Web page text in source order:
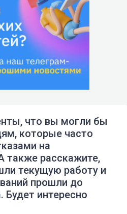
что вы могли бы
которые часто
на
также расскажите,
текущую работу и
прошли до
Будет интересно